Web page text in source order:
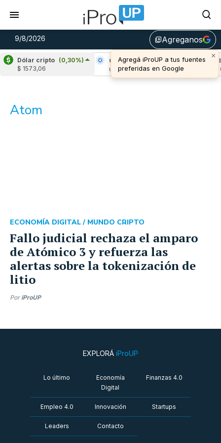
9/8/2026 library_addAgreganos
×
Agregá iProUP a tus fuentes
preferidas en Google
Dólar cripto (0,30%)
$ 1573,06
Ripple
(-0,36%)
u$s 1,04
Cardano (-2,11%)
u$s 0,20
u$s
Atom
Fallo judicial rechaza el amparo
de Atómico 3 y refuerza las
alertas sobre la tokenización de
litio
ECONOMÍA DIGITAL / MUNDO CRIPTO
Por iProUP
EXPLORÁ iProUP
Lo último
Economía
Digital
Finanzas 4.0
Empleo 4.0 Innovación Startups
Leaders Contacto